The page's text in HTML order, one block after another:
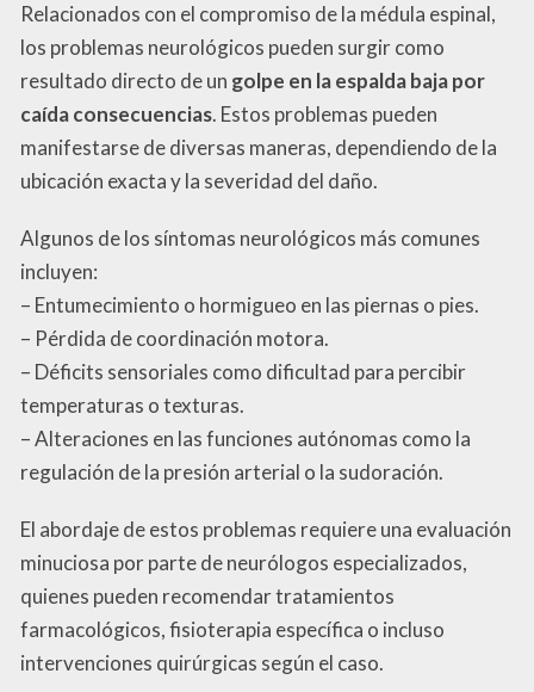
Relacionados con el compromiso de la médula espinal,
los problemas neurológicos pueden surgir como
resultado directo de un golpe en la espalda baja por
caída consecuencias. Estos problemas pueden
manifestarse de diversas maneras, dependiendo de la
ubicación exacta y la severidad del daño.
Algunos de los síntomas neurológicos más comunes
incluyen:
– Entumecimiento o hormigueo en las piernas o pies.
– Pérdida de coordinación motora.
– Déficits sensoriales como dificultad para percibir
temperaturas o texturas.
– Alteraciones en las funciones autónomas como la
regulación de la presión arterial o la sudoración.
El abordaje de estos problemas requiere una evaluación
minuciosa por parte de neurólogos especializados,
quienes pueden recomendar tratamientos
farmacológicos, fisioterapia específica o incluso
intervenciones quirúrgicas según el caso.